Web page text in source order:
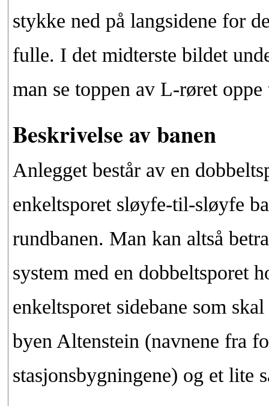
stykke ned på langsidene for
fulle. I det midterste bildet
man se toppen av L-røret
Beskrivelse av banen
Anlegget består av en
enkeltsporet sløyfe-til-sløyfe
rundbanen. Man kan altså
system med en dobbeltsporet
enkeltsporet sidebane som
byen Altenstein (navnene fra
stasjonsbygningene) og et lite